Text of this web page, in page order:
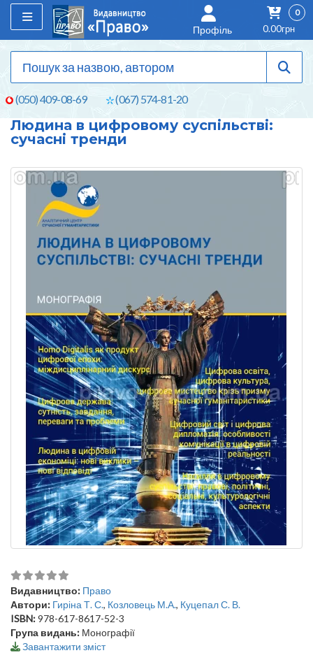
(050) 409-08-69 (067) 574-81-20
Профіль
0
0.00грн
Людина в цифровому суспільстві:
сучасні тренди
Видавництво: Право
Автори: Гиріна Т. С., Козловець М.А., Куцепал С. В.
ISBN:978-617-8617-52-3
Група видань: Монографії
Завантажити зміст